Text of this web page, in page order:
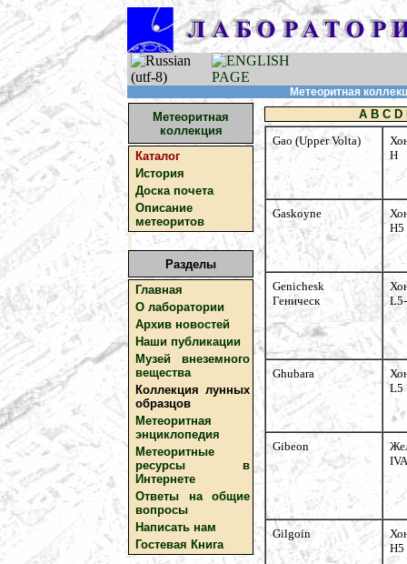
Метеоритная
Метеоритная
коллекция
Каталог
История
Доска почета
Описание
метеоритов
Разделы
Главная
О лаборатории
Архив новостей
Наши публикации
Музей внеземного
вещества
Коллекция лунных
образцов
Метеоритная
энциклопедия
Метеоритные
ресурсы в
Интернете
Ответы на общие
вопросы
Написать нам
Гостевая Книга
A B C D
Gao (Upper Volta)
H
Gaskoyne
H5
Genichesk
Геническ
Ghubara
L5
Gibeon
Gilgoin
H5